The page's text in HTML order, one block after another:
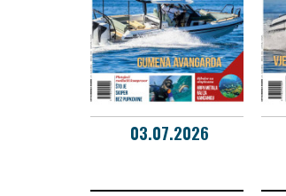
03.07.2026